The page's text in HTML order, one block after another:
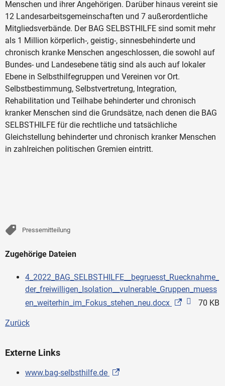
Menschen und ihrer Angehörigen. Darüber hinaus vereint sie
12 Landesarbeitsgemeinschaften und 7 außerordentliche
Mitgliedsverbände. Der BAG SELBSTHILFE sind somit mehr
als 1 Million körperlich-, geistig-, sinnesbehinderte und
chronisch kranke Menschen angeschlossen, die sowohl auf
Bundes- und Landesebene tätig sind als auch auf lokaler
Ebene in Selbsthilfegruppen und Vereinen vor Ort.
Selbstbestimmung, Selbstvertretung, Integration,
Rehabilitation und Teilhabe behinderter und chronisch
kranker Menschen sind die Grundsätze, nach denen die BAG
SELBSTHILFE für die rechtliche und tatsächliche
Gleichstellung behinderter und chronisch kranker Menschen
in zahlreichen politischen Gremien eintritt.
Pressemitteilung
Zugehörige Dateien
4_2022_BAG_SELBSTHILFE__begruesst_Ruecknahme_
der_freiwilligen_Isolation__vulnerable_Gruppen_muess
en_weiterhin_im_Fokus_stehen_neu.docx
70 KB
Zurück
Externe Links
www.bag-selbsthilfe.de